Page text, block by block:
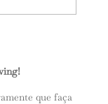
que faça